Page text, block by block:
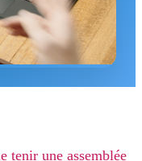
tenir une assemblée